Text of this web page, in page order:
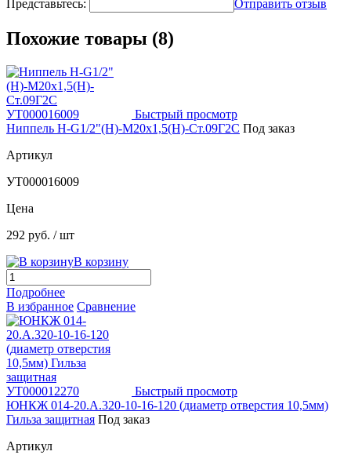
Представьтесь: Отправить отзыв
Похожие товары (8)
Быстрый просмотр
Ниппель Н-G1/2"(Н)-М20х1,5(Н)-Ст.09Г2С Под заказ
Артикул
УТ000016009
Цена
292 руб. / шт
В корзину
Подробнее
В избранное Сравнение
Быстрый просмотр
ЮНКЖ 014-20.А.320-10-16-120 (диаметр отверстия 10,5мм)
Гильза защитная Под заказ
Артикул